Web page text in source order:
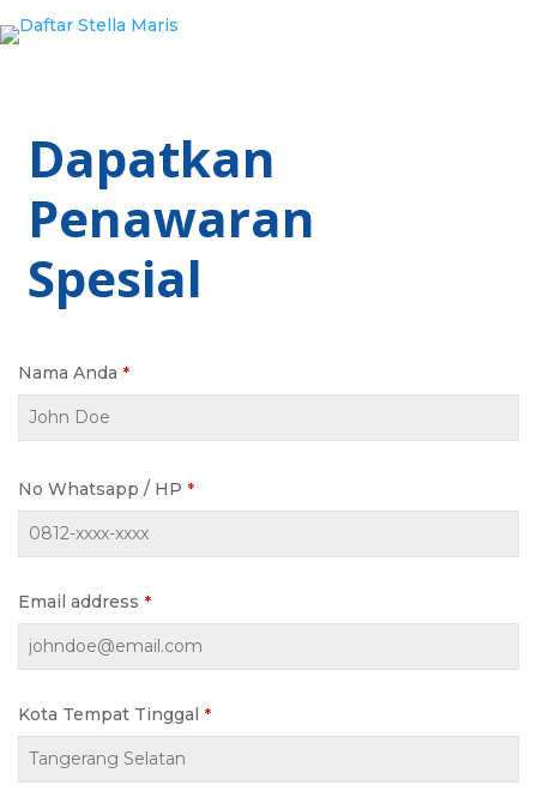
Dapatkan
Penawaran
Spesial
Nama Anda *
No Whatsapp / HP *
Email address *
Kota Tempat Tinggal *